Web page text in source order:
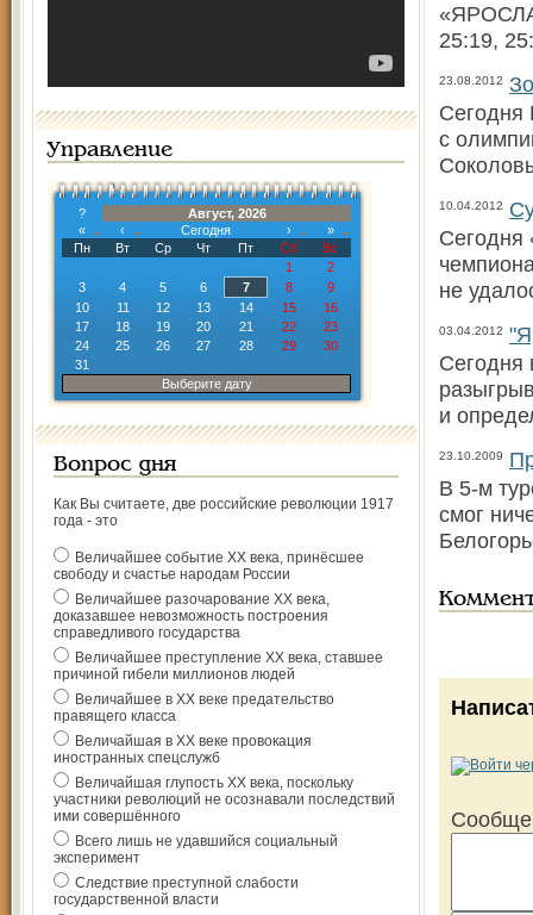
Управление
?
Август, 2026
«
‹ Сегодня ›
»
Пн
Вт Ср Чт Пт Сб
Вс
1
2
3
4 5 6 7 8
9
10
11 12 13 14 15
16
17
18 19 20 21 22
23
24
25 26 27 28 29
30
31
Выберите дату
Вопрос дня
Как Вы считаете, две российские революции 1917
года - это
Величайшее событие ХХ века, принёсшее
свободу и счастье народам России
Величайшее разочарование ХХ века,
доказавшее невозможность построения
справедливого государства
Величайшее преступление ХХ века, ставшее
причиной гибели миллионов людей
Величайшее в ХХ веке предательство
правящего класса
Величайшая в ХХ веке провокация
иностранных спецслужб
Величайшая глупость ХХ века, поскольку
участники революций не осознавали последствий
ими совершённого
Всего лишь не удавшийся социальный
эксперимент
Следствие преступной слабости
государственной власти
25:19,
23.08.2012
Сегодня
с
10.04.2012
Сегодня
не
03.04.2012
Сегодня
и
23.10.2009
В 5-м
смог